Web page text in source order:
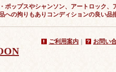
ポップスやシャンソン、アートロック
の拘りもありコンディションの良い品
ご利用案内 お問い